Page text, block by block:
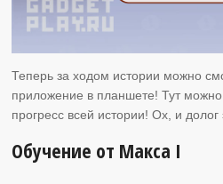
Теперь за ходом истории можно
приложение в планшете! Тут
прогресс всей истории! Ох, и долог
Обучение от Макса I